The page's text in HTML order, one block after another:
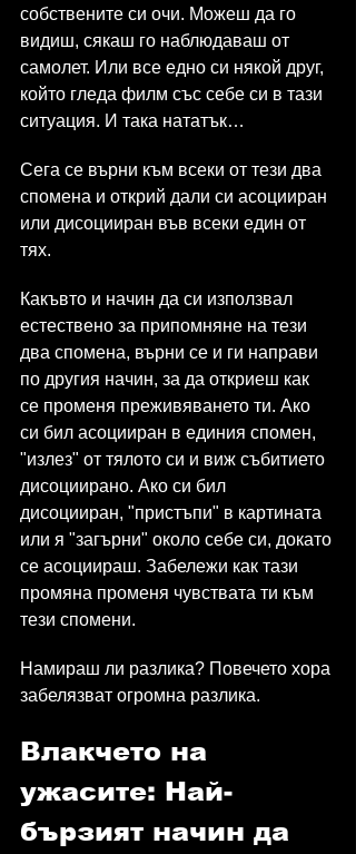
собствените си очи. Можеш да го
видиш, сякаш го наблюдаваш от
самолет. Или все едно си някой друг,
който гледа филм със себе си в тази
ситуация. И така нататък…
Сега се върни към всеки от тези два
спомена и открий дали си асоцииран
или дисоцииран във всеки един от
тях.
Какъвто и начин да си използвал
естествено за припомняне на тези
два спомена, върни се и ги направи
по другия начин, за да откриеш как
се променя преживяването ти. Ако
си бил асоцииран в единия спомен,
"излез" от тялото си и виж събитието
дисоциирано. Ако си бил
дисоцииран, "пристъпи" в картината
или я "загърни" около себе си, докато
се асоциираш. Забележи как тази
промяна променя чувствата ти към
тези спомени.
Намираш ли разлика? Повечето хора
забелязват огромна разлика.
Влакчето на
ужасите: Най-
бързият начин да